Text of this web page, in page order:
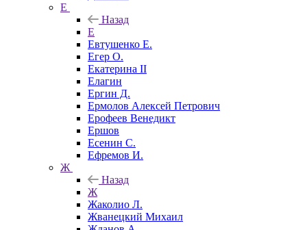
Е
Назад
Е
Евтушенко Е.
Егер О.
Екатерина II
Елагин
Ергин Д.
Ермолов Алексей Петрович
Ерофеев Венедикт
Ершов
Есенин С.
Ефремов И.
Ж
Назад
Ж
Жаколио Л.
Жванецкий Михаил